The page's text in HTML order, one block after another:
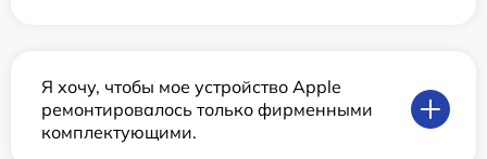
Я хочу, чтобы мое устройство Apple
ремонтировалось только фирменными
комплектующими.